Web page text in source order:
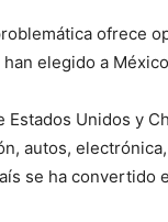
ofrece
elegido a
Estados Unidos y
autos,
se ha